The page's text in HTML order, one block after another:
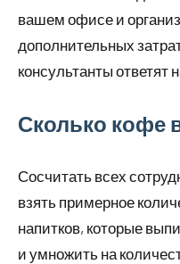
вашем офисе и
дополнительных
консультанты ответят
Сколько кофе
Сосчитать всех
взять примерное
напитков, которые
и умножить на